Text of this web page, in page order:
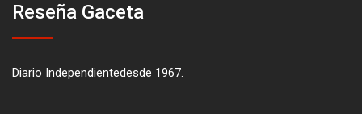
Reseña Gaceta
Diario Independientedesde 1967.